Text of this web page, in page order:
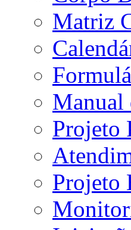
Matriz
Manual
Projeto
Projeto